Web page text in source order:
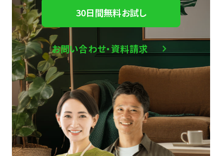
30日間無料お試し
お問い合わせ・資料請求